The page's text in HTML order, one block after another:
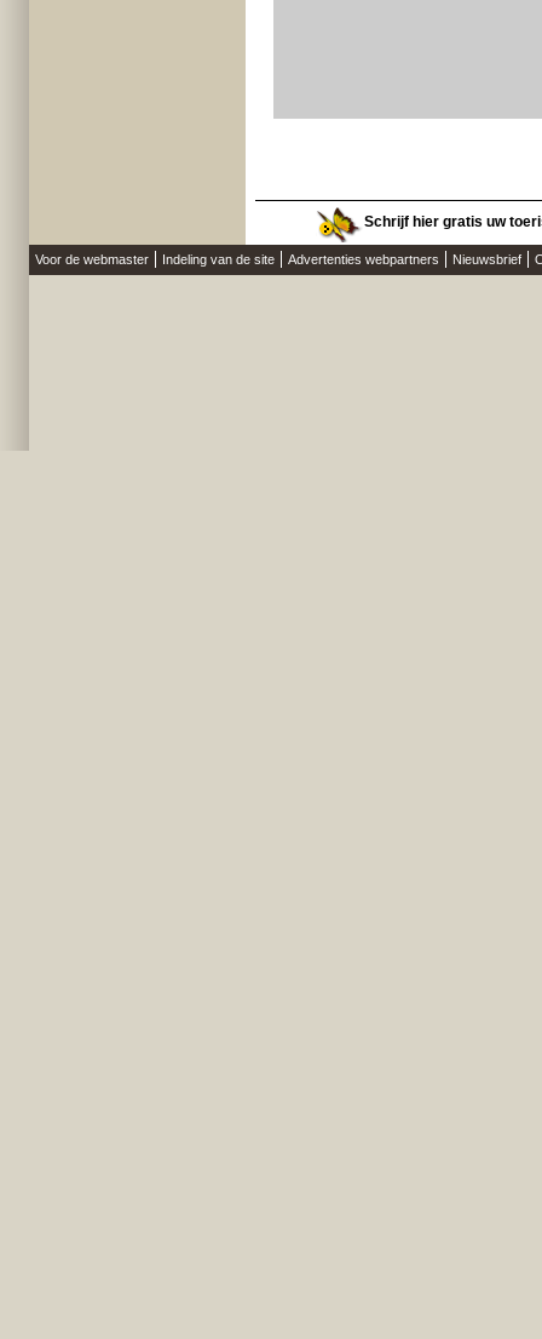
Schrijf hier gratis uw
Voor de webmaster Indeling van de site Advertenties webpartners Nieuwsbrief